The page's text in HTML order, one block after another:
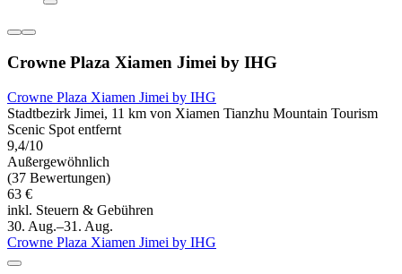
Crowne Plaza Xiamen Jimei by IHG
Crowne Plaza Xiamen Jimei by IHG
Stadtbezirk Jimei, 11 km von Xiamen Tianzhu Mountain Tourism
Scenic Spot entfernt
9,4/10
Außergewöhnlich
(37 Bewertungen)
63 €
inkl. Steuern & Gebühren
30. Aug.–31. Aug.
Crowne Plaza Xiamen Jimei by IHG